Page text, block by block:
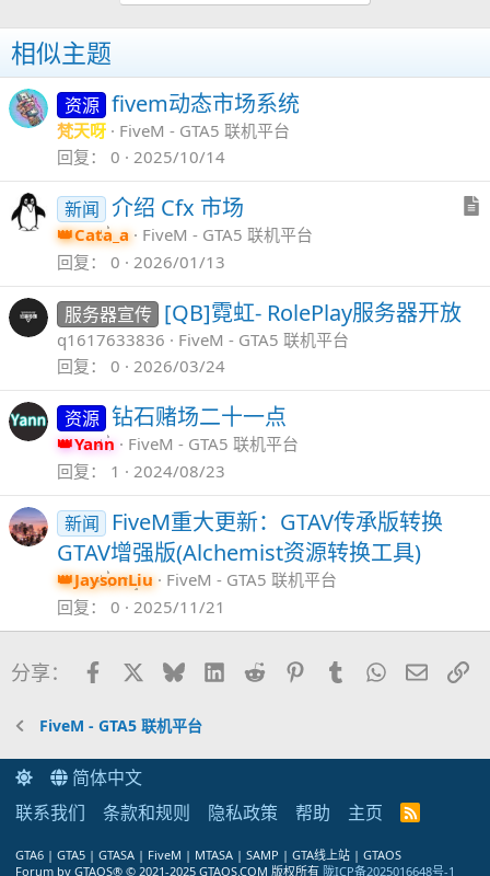
相似主题
资源 fivem动态市场系统
梵天呀
FiveM - GTA5 联机平台
回复
0 2025/10/14
新闻 介绍 Cfx 市场
Cata_a
FiveM - GTA5 联机平台
回复
0 2026/01/13
服务器宣传 [QB]霓虹- RolePlay服务器开放
q1617633836
FiveM - GTA5 联机平台
回复
0 2026/03/24
资源 钻石赌场二十一点
Yann
FiveM - GTA5 联机平台
回复
1 2024/08/23
新闻
FiveM重大更新：GTAV传承版转换
GTAV增强版(Alchemist资源转换工具)
JaysonLiu
FiveM - GTA5 联机平台
回复
0 2025/11/21
分享： FacebookBlueskyLinkedIn
Reddit PinterestTumblrWhatsApp
邮件
FiveM - GTA5 联机平台
简体中文
联系我们
条款和规则 隐私政策 帮助 主页
R
GTA6 | GTA5 | GTASA | FiveM | MTASA | SAMP | GTA线上站 | GTAOS
Forum by GTAOS® © 2021-2025 GTAOS.COM 版权所有 陇ICP备2025016648号-1